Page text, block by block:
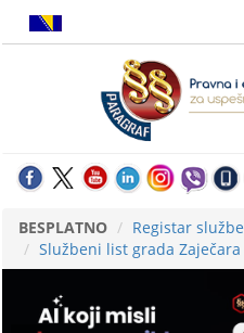
BESPLATNO
Registar
Službeni list grada Zaječara